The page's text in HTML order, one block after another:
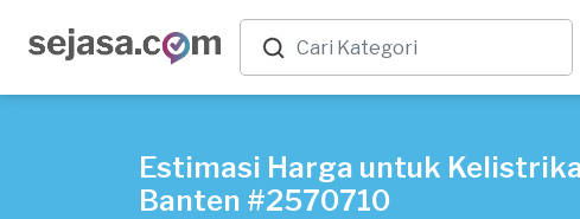
Estimasi Harga untuk
Banten #2570710